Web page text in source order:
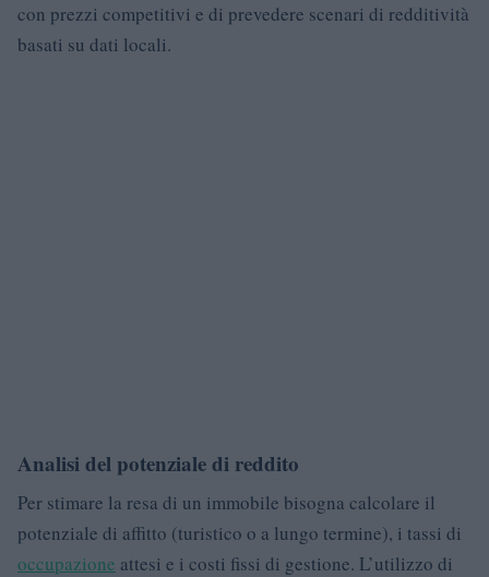
con prezzi competitivi e di prevedere scenari di redditività
basati su dati locali.
Analisi del potenziale di reddito
Per stimare la resa di un immobile bisogna calcolare il
potenziale di affitto (turistico o a lungo termine), i tassi di
occupazione attesi e i costi fissi di gestione. L’utilizzo di